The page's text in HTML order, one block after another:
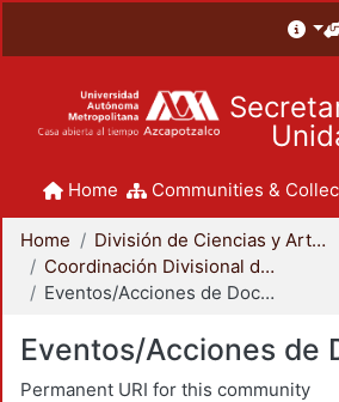
Home Communities &
Home
División de Ciencias y Artes para el Diseño
Coordinación Divisional de Docencia
Eventos/Acciones de Docencia
Eventos/Acciones de
Permanent URI for this community